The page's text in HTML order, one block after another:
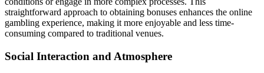
straightforward approach to obtaining bonuses enhances the online
gambling experience, making it more enjoyable and less time-
consuming compared to traditional venues.
Social Interaction and Atmosphere